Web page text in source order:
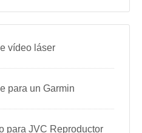
vídeo láser
para un Garmin
para JVC Reproductor